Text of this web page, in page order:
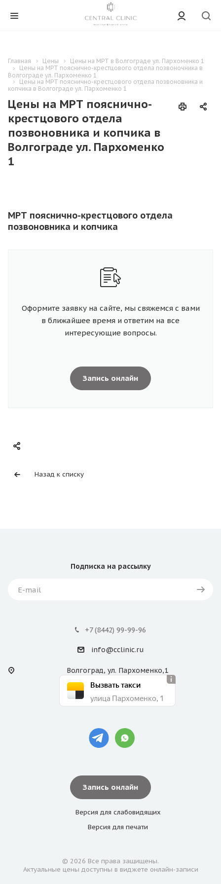
Главная Цены
Цены на МРТ в Волгограде ул. Пархоменко 1
Цены на МРТ пояснично-крестцового отдела позвоночника в
Волгограде ул. Пархоменко 1
Цены на МРТ пояснично-крестцового отдела позвоновника и
копчика в Волгограде ул. Пархоменко 1
Цены на МРТ пояснично-
крестцового отдела
позвоновника и копчика в
Волгограде ул. Пархоменко
1
МРТ пояснично-крестцового отдела
позвоновника и копчика
Оформите заявку на сайте, мы свяжемся с вами
в ближайшее время и ответим на все
интересующие вопросы.
Запись онлайн
Назад к списку
Подписка на рассылку
+7 (8442) 99-99-96
info@cclinic.ru
Волгоград, ул. Пархоменко,1
Вызвать такси
улица Пархоменко, 1
Запись онлайн
Версия для слабовидящих
Версия для печати
© 2026 Все права защищены.
Актуальные цены доступны в виджете онлайн-записи